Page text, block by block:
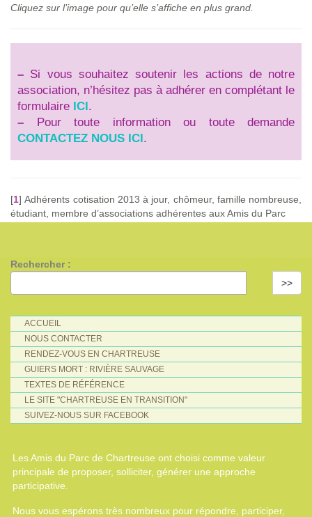
Cliquez sur l’image pour qu’elle s’affiche en plus grand.
– Si vous souhaitez soutenir les actions de notre
association, n’hésitez pas à adhérer en complétant le
formulaire ICI.
– Pour toute information ou toute demande
CONTACTEZ NOUS ICI.
[1]Adhérents cotisation 2013 à jour, chômeur, famille nombreuse,
étudiant, membre d’associations adhérentes aux Amis du Parc
Rechercher :
>>
ACCUEIL
NOUS CONTACTER
RENDEZ-VOUS EN CHARTREUSE
GUIERS MORT : RIVIÈRE SAUVAGE
TEXTES DE RÉFÉRENCE
LE SITE "CHARTREUSE EN TRANSITION"
SUIVEZ-NOUS SUR FACEBOOK
Les Amis du Parc de Chartreuse ont choisi comme valeur
principale de proposer, solliciter, générer une approche
participative.
Nous vous espérons très nombreux pour répondre, participer,